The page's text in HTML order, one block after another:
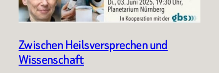
Zwischen Heilsversprechen und
Wissenschaft